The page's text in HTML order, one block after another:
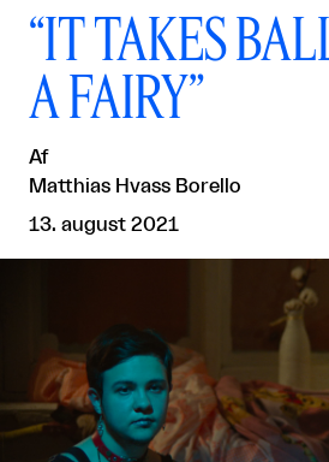
“IT TAKES
A FAIRY”
Af
Matthias Hvass Borello
13. august 2021